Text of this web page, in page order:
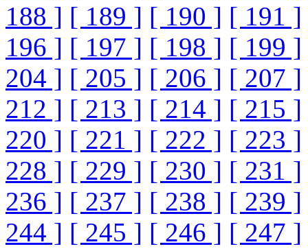
188 ] [ 189 ] [ 190 ] [ 191 ]
196 ] [ 197 ] [ 198 ] [ 199 ]
204 ] [ 205 ] [ 206 ] [ 207 ]
212 ] [ 213 ] [ 214 ] [ 215 ]
220 ] [ 221 ] [ 222 ] [ 223 ]
228 ] [ 229 ] [ 230 ] [ 231 ]
236 ] [ 237 ] [ 238 ] [ 239 ]
244 ] [ 245 ] [ 246 ] [ 247 ]